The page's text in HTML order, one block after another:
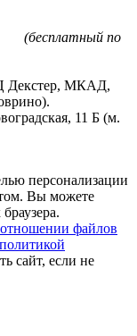
(бесплатный по
Декстер, МКАД,
.
11 Б (м.
персонализации
Вы можете
файлов
политикой
сайт, если не